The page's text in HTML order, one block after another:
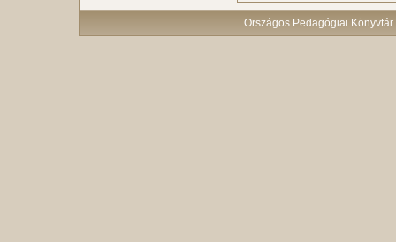
Országos Pedagógiai